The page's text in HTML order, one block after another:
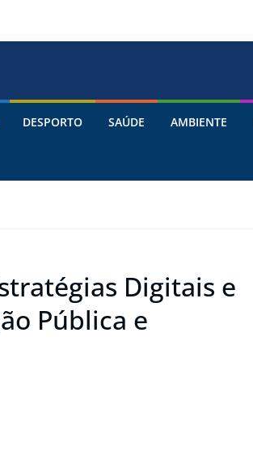
DESPORTO SAÚDE AMBIENTE
Digitais e
Pública e